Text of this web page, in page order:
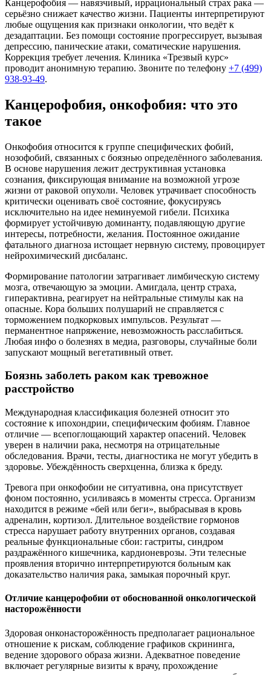
Канцерофобия — навязчивый, иррациональный страх рака —
серьёзно снижает качество жизни. Пациенты интерпретируют
любые ощущения как признаки онкологии, что ведёт к
дезадаптации. Без помощи состояние прогрессирует, вызывая
депрессию, панические атаки, соматические нарушения.
Коррекция требует лечения. Клиника «Трезвый курс»
проводит анонимную терапию. Звоните по телефону +7 (499)
938-93-49.
Канцерофобия, онкофобия: что это
такое
Онкофобия относится к группе специфических фобий,
нозофобий, связанных с боязнью определённого заболевания.
В основе нарушения лежит деструктивная установка
сознания, фиксирующая внимание на возможной угрозе
жизни от раковой опухоли. Человек утрачивает способность
критически оценивать своё состояние, фокусируясь
исключительно на идее неминуемой гибели. Психика
формирует устойчивую доминанту, подавляющую другие
интересы, потребности, желания. Постоянное ожидание
фатального диагноза истощает нервную систему, провоцирует
нейрохимический дисбаланс.
Формирование патологии затрагивает лимбическую систему
мозга, отвечающую за эмоции. Амигдала, центр страха,
гиперактивна, реагирует на нейтральные стимулы как на
опасные. Кора больших полушарий не справляется с
торможением подкорковых импульсов. Результат —
перманентное напряжение, невозможность расслабиться.
Любая инфо о болезнях в медиа, разговоры, случайные боли
запускают мощный вегетативный ответ.
Боязнь заболеть раком как тревожное
расстройство
Международная классификация болезней относит это
состояние к ипохондрии, специфическим фобиям. Главное
отличие — всепоглощающий характер опасений. Человек
уверен в наличии рака, несмотря на отрицательные
обследования. Врачи, тесты, диагностика не могут убедить в
здоровье. Убеждённость сверхценна, близка к бреду.
Тревога при онкофобии не ситуативна, она присутствует
фоном постоянно, усиливаясь в моменты стресса. Организм
находится в режиме «бей или беги», выбрасывая в кровь
адреналин, кортизол. Длительное воздействие гормонов
стресса нарушает работу внутренних органов, создавая
реальные функциональные сбои: гастриты, синдром
раздражённого кишечника, кардионеврозы. Эти телесные
проявления вторично интерпретируются больным как
доказательство наличия рака, замыкая порочный круг.
Отличие канцерофобии от обоснованной онкологической
насторожённости
Здоровая онконасторожённость предполагает рациональное
отношение к рискам, соблюдение графиков скрининга,
ведение здорового образа жизни. Адекватное поведение
включает регулярные визиты к врачу, прохождение